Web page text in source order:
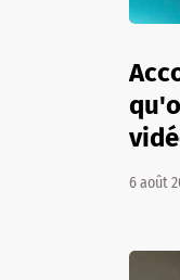
6 août